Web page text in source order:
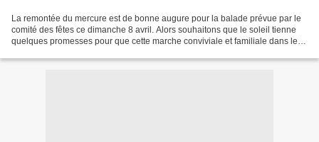
La remontée du mercure est de bonne augure pour la balade prévue par le
comité des fêtes ce dimanche 8 avril. Alors souhaitons que le soleil tienne
quelques promesses pour que cette marche conviviale et familiale dans les